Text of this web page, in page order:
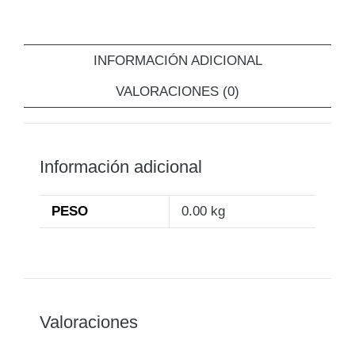
INFORMACIÓN ADICIONAL
VALORACIONES (0)
Información adicional
PESO 0.00 kg
Valoraciones